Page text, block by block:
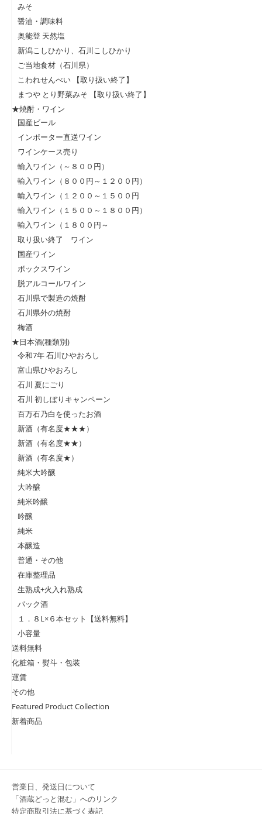
みそ
醤油・調味料
奥能登 天然塩
新潟こしひかり、石川こしひかり
ご当地食材（石川県）
こわれせんべい 【取り扱い終了】
まつや とり野菜みそ 【取り扱い終了】
★焼酎・ワイン
国産ビール
インポーター直送ワイン
ワインケース売り
輸入ワイン（～８００円）
輸入ワイン（８００円～１２００円）
輸入ワイン（１２００～１５００円
輸入ワイン（１５００～１８００円）
輸入ワイン（１８００円～
取り扱い終了 ワイン
国産ワイン
ボックスワイン
脱アルコールワイン
石川県で製造の焼酎
石川県外の焼酎
梅酒
★日本酒(種類別)
令和7年 石川ひやおろし
富山県ひやおろし
石川 夏にごり
石川 初しぼりキャンペーン
百万石乃白を使ったお酒
新酒（有名度★★★）
新酒（有名度★★）
新酒（有名度★）
純米大吟醸
大吟醸
純米吟醸
吟醸
純米
本醸造
普通・その他
在庫整理品
生熟成+火入れ熟成
パック酒
１．８L×６本セット【送料無料】
小容量
送料無料
化粧箱・熨斗・包装
運賃
その他
Featured Product Collection
新着商品
営業日、発送日について
「酒蔵どっと混む」へのリンク
特定商取引法に基づく表記